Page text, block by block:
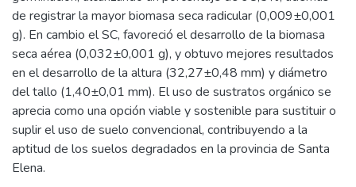
de registrar la mayor biomasa seca radicular (0,009±0,001
g). En cambio el SC, favoreció el desarrollo de la biomasa
seca aérea (0,032±0,001 g), y obtuvo mejores resultados
en el desarrollo de la altura (32,27±0,48 mm) y diámetro
del tallo (1,40±0,01 mm). El uso de sustratos orgánico se
aprecia como una opción viable y sostenible para sustituir o
suplir el uso de suelo convencional, contribuyendo a la
aptitud de los suelos degradados en la provincia de Santa
Elena.